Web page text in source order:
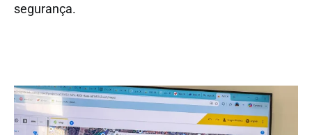
segurança.